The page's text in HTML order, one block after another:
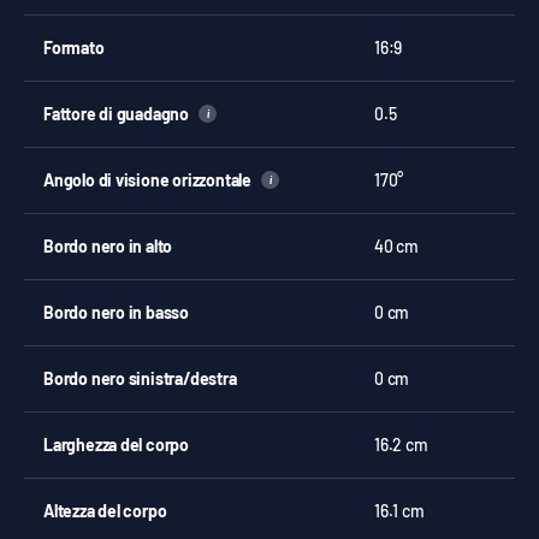
Formato 16:9
Fattore di guadagno i 0.5
Angolo di visione orizzontale i 170°
Bordo nero in alto 40 cm
Bordo nero in basso 0 cm
Bordo nero sinistra/destra 0 cm
Larghezza del corpo 16.2 cm
Altezza del corpo 16.1 cm